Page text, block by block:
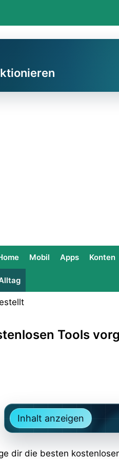
Mobil Apps Konten
Tools
Inhalt anzeigen
dir die besten